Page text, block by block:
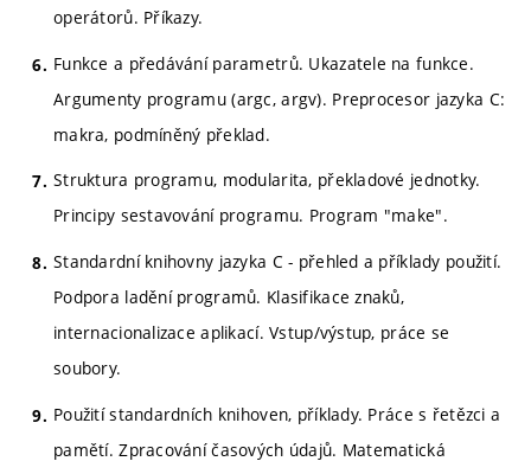
operátorů. Příkazy.
Funkce a předávání parametrů. Ukazatele na funkce.
Argumenty programu (argc, argv). Preprocesor jazyka C:
makra, podmíněný překlad.
Struktura programu, modularita, překladové jednotky.
Principy sestavování programu. Program "make".
Standardní knihovny jazyka C - přehled a příklady použití.
Podpora ladění programů. Klasifikace znaků,
internacionalizace aplikací. Vstup/výstup, práce se
soubory.
Použití standardních knihoven, příklady. Práce s řetězci a
pamětí. Zpracování časových údajů. Matematická